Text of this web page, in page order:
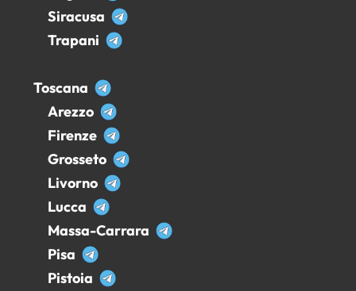
Siracusa
Trapani
Toscana
Arezzo
Firenze
Grosseto
Livorno
Lucca
Massa-Carrara
Pisa
Pistoia